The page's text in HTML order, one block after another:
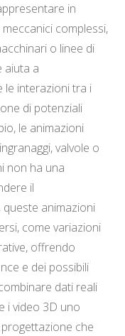
in
complessi,
o linee di
aiuta a
le interazioni tra i
di potenziali
le animazioni
valvole o
non ha una
il
animazioni
come variazioni
offrendo
e dei possibili
dati reali
i video 3D uno
che